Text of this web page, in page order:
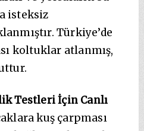
isteksiz
Türkiye’de
koltuklar atlanmış,
Testleri İçin Canlı
kuş çarpması